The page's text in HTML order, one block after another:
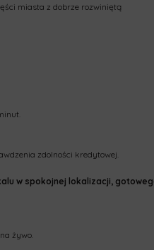
miasta z dobrze rozwiniętą
zdolności kredytowej.
w spokojnej lokalizacji,
żywo.